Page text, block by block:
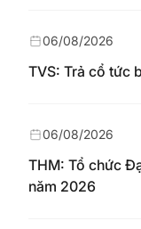
TVS: Trả cổ tức
06/08/2026
THM: Tổ chức
năm 2026
06/08/2026